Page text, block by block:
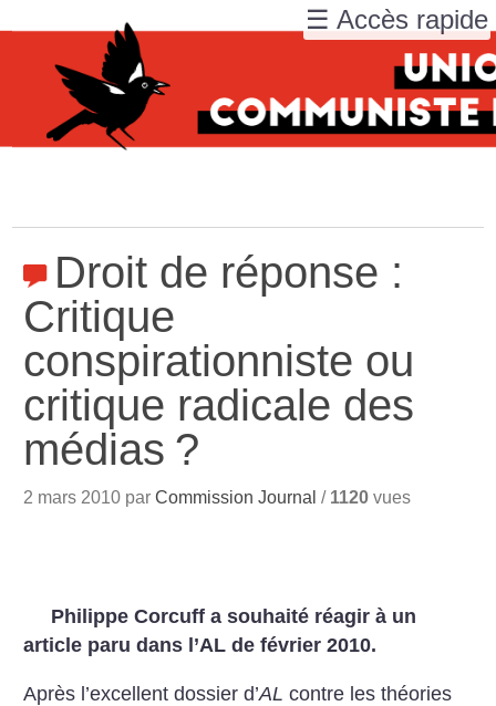
Droit de réponse :
Critique
conspirationniste ou
critique radicale des
médias ?
2 mars 2010 parCommission Journal / 1120 vues
Philippe Corcuff a souhaité réagir à un
article paru dans l’AL de février 2010.
Après l’excellent dossier d’AL contre les théories
☰ Accès rapide